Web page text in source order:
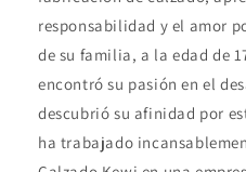
responsabilidad y el amor
de su familia, a la edad de
encontró su pasión en el
descubrió su afinidad por
ha trabajado